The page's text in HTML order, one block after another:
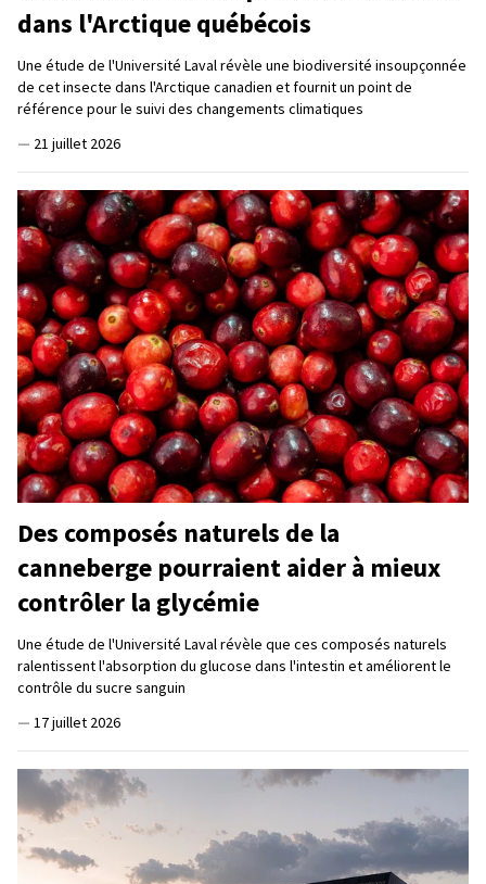
dans l'Arctique québécois
Une étude de l'Université Laval révèle une biodiversité insoupçonnée
de cet insecte dans l'Arctique canadien et fournit un point de
référence pour le suivi des changements climatiques
— 21 juillet 2026
Des composés naturels de la
canneberge pourraient aider à mieux
contrôler la glycémie
Une étude de l'Université Laval révèle que ces composés naturels
ralentissent l'absorption du glucose dans l'intestin et améliorent le
contrôle du sucre sanguin
— 17 juillet 2026